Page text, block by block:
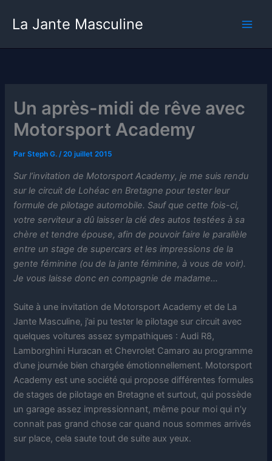
La Jante Masculine
Un après-midi de rêve avec
Motorsport Academy
ParSteph G./20 juillet 2015
Sur l’invitation de Motorsport Academy, je me suis rendu
sur le circuit de Lohéac en Bretagne pour tester leur
formule de pilotage automobile. Sauf que cette fois-ci,
votre serviteur a dû laisser la clé des autos testées à sa
chère et tendre épouse, afin de pouvoir faire le parallèle
entre un stage de supercars et les impressions de la
gente féminine (ou de la jante féminine, à vous de voir).
Je vous laisse donc en compagnie de madame…
Suite à une invitation de Motorsport Academy et de La
Jante Masculine, j’ai pu tester le pilotage sur circuit avec
quelques voitures assez sympathiques : Audi R8,
Lamborghini Huracan et Chevrolet Camaro au programme
d’une journée bien chargée émotionnellement. Motorsport
Academy est une société qui propose différentes formules
de stages de pilotage en Bretagne et surtout, qui possède
un garage assez impressionnant, même pour moi qui n’y
connait pas grand chose car quand nous sommes arrivés
sur place, cela saute tout de suite aux yeux.